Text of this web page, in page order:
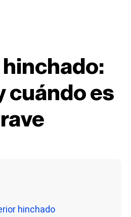
hinchado:
cuándo es
hinchado